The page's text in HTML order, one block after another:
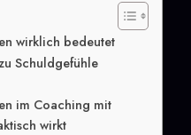
wirklich bedeutet
Schuldgefühle
im Coaching mit
wirkt